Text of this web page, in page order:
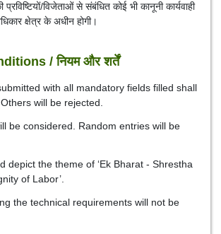
प्रविष्टियों/विजेताओं से संबंधित कोई भी कानूनी कार्यवाही
क्षेत्र के अधीन होगी।
/ नियम और शर्तें
with all mandatory fields filled shall
will be rejected.
be considered. Random entries will be
depict the theme of ‘Ek Bharat - Shrestha
of Labor’.
the technical requirements will not be